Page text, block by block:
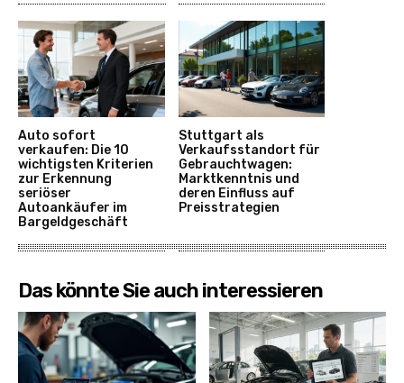
Auto sofort
verkaufen: Die 10
wichtigsten Kriterien
zur Erkennung
seriöser
Autoankäufer im
Bargeldgeschäft
Stuttgart als
Verkaufsstandort für
Gebrauchtwagen:
Marktkenntnis und
deren Einfluss auf
Preisstrategien
Das könnte Sie auch interessieren